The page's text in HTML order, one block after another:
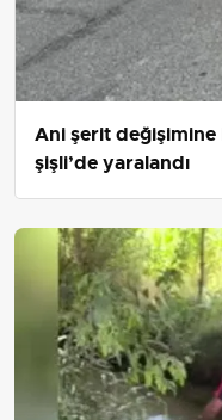
Ani şerit
şişli’de yaralandı